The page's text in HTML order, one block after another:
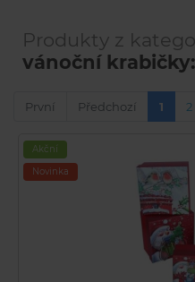
Produkty z
vánoční krabičky:
První Předchozí 1 2
Akční
Novinka